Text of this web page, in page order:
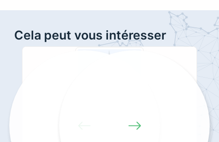
Cela peut vous intéresser
Next